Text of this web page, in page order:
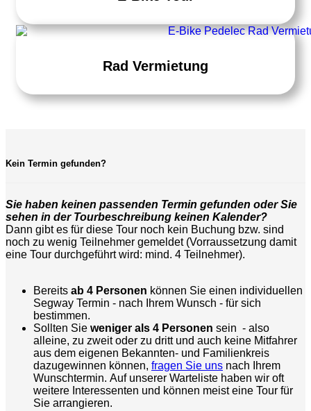
Rad Vermietung
Kein Termin gefunden?
Sie haben keinen passenden Termin gefunden oder Sie
sehen in der Tourbeschreibung keinen Kalender?
Dann gibt es für diese Tour noch kein Buchung bzw. sind
noch zu wenig Teilnehmer gemeldet (Vorraussetzung damit
eine Tour durchgeführt wird: mind. 4 Teilnehmer).
Bereits ab 4 Personen können Sie einen individuellen
Segway Termin - nach Ihrem Wunsch - für sich
bestimmen.
Sollten Sie weniger als 4 Personen sein - also
alleine, zu zweit oder zu dritt und auch keine Mitfahrer
aus dem eigenen Bekannten- und Familienkreis
dazugewinnen können, fragen Sie uns nach Ihrem
Wunschtermin. Auf unserer Warteliste haben wir oft
weitere Interessenten und können meist eine Tour für
Sie arrangieren.